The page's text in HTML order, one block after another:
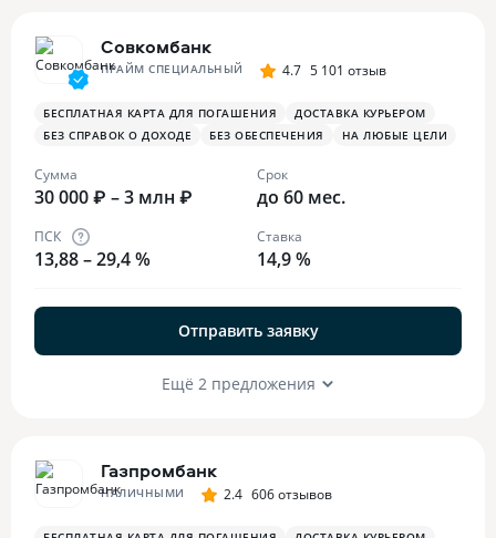
Совкомбанк
ПРАЙМ СПЕЦИАЛЬНЫЙ 4.7 5 101 отзыв
БЕСПЛАТНАЯ КАРТА ДЛЯ ПОГАШЕНИЯ
ДОСТАВКА КУРЬЕРОМ
БЕЗ СПРАВОК О ДОХОДЕ
БЕЗ ОБЕСПЕЧЕНИЯ НА ЛЮБЫЕ ЦЕЛИ
Сумма
30 000 ₽ – 3 млн ₽
Срок
до 60 мес.
ПСК
13,88 – 29,4 %
Ставка
14,9 %
Отправить заявку
Ещё 2 предложения
Газпромбанк
НАЛИЧНЫМИ 2.4 606 отзывов